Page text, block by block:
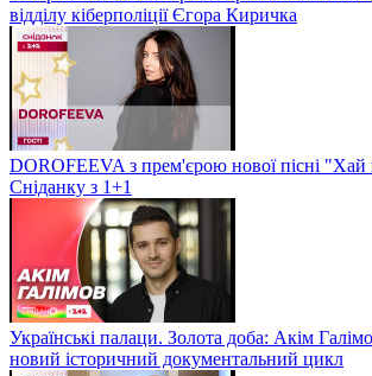
відділу кіберполіції Єгора Киричка
DOROFEEVA з прем'єрою нової пісні "Хай
Сніданку з 1+1
Українські палаци. Золота доба: Акім
новий історичний документальний цикл